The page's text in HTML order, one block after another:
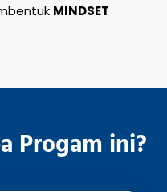
MINDSET
Progam ini?